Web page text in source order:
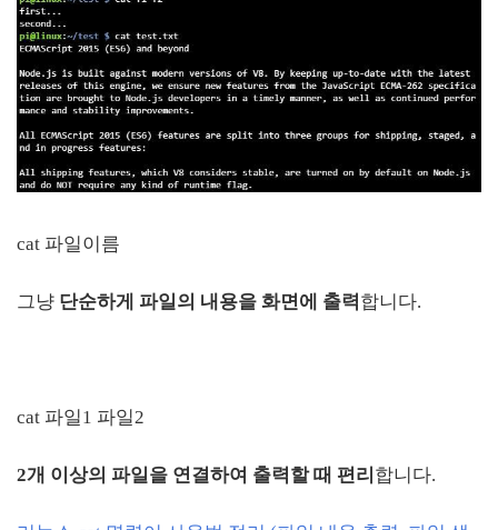
cat 파일이름
그냥 단순하게 파일의 내용을 화면에 출력합니다.
cat 파일1 파일2
2개 이상의 파일을 연결하여 출력할 때 편리 합니다.